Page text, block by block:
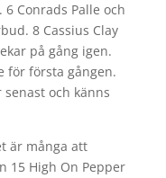
Conrads Palle och
8 Cassius Clay
på gång igen.
för första gången.
och känns
är många att
15 High On Pepper